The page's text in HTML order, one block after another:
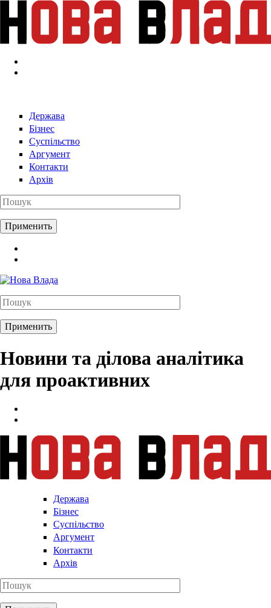
Перейти к основному содержанию
Держава
Бізнес
Суспільство
Аргумент
Контакти
Архів
Новини та ділова аналітика
для проактивних
Держава
Бізнес
Суспільство
Аргумент
Контакти
Архів